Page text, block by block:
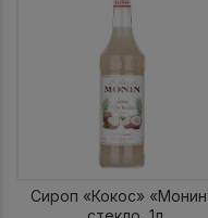
Сироп «Кокос»